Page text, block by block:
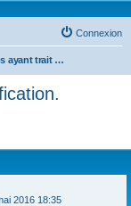
Connexion
Questions ayant trait à une identification.
2016 18:35